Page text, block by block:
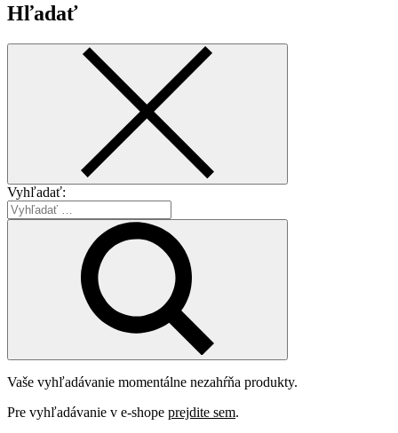
Hľadať
Vyhľadať:
Vaše vyhľadávanie momentálne nezahŕňa produkty.
Pre vyhľadávanie v e-shope prejdite sem.